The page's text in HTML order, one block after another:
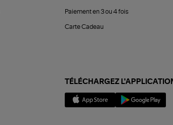
Paiement en 3 ou 4 fois
Carte Cadeau
TÉLÉCHARGEZ